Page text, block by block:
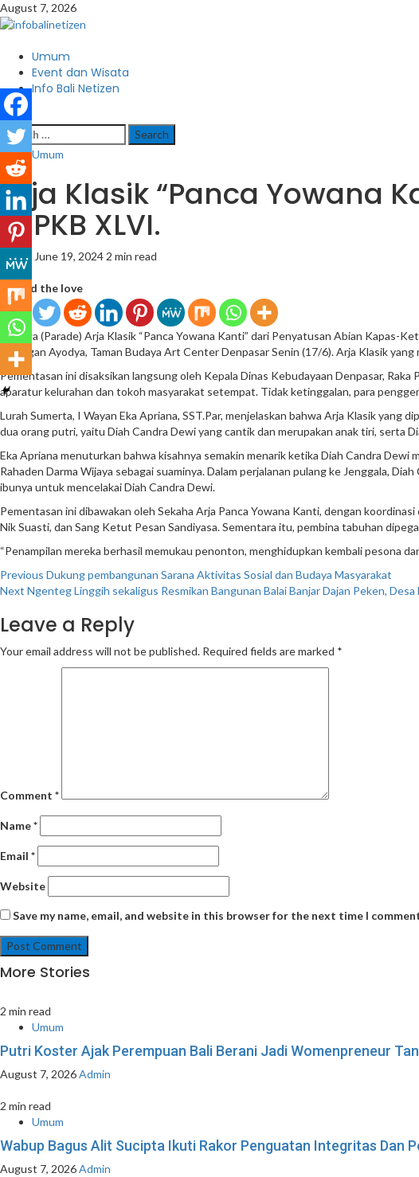
Skip
to
August 7, 2026
Primary
Menu
Umum
Event dan Wisata
Info Bali Netizen
Search
for:
Umum
Arja Klasik “Panca Yowana
di PKB XLVI.
Admin June 19, 20242 min read
Spread the love
Utsawa (Parade) Arja Klasik “Panca Yowana Kanti” dari Penyatusan Abian
Kalangan Ayodya, Taman Budaya Art Center Denpasar Senin (17/6). Arja Klasik
Pementasan ini disaksikan langsung oleh Kepala Dinas Kebudayaan Denpasar,
aparatur kelurahan dan tokoh masyarakat setempat. Tidak ketinggalan, para
Lurah Sumerta, I Wayan Eka Apriana, SST.Par, menjelaskan bahwa Arja Klasik
dua orang putri, yaitu Diah Candra Dewi yang cantik dan merupakan anak tiri, serta
Eka Apriana menuturkan bahwa kisahnya semakin menarik ketika Diah Candra
Rahaden Darma Wijaya sebagai suaminya. Dalam perjalanan pulang ke Jenggala,
ibunya untuk mencelakai Diah Candra Dewi.
Pementasan ini dibawakan oleh Sekaha Arja Panca Yowana Kanti, dengan
Nik Suasti, dan Sang Ketut Pesan Sandiyasa. Sementara itu, pembina tabuhan
“Penampilan mereka berhasil memukau penonton, menghidupkan kembali pesona
Continue
Reading
Previous Dukung pembangunan Sarana Aktivitas Sosial dan Budaya Masyarakat
Next Ngenteg Linggih sekaligus Resmikan Bangunan Balai Banjar Dajan Peken,
Leave a Reply
Your email address will not be published. Required fields are marked *
Comment *
Name*
Email *
Website
Save my name, email, and website in this browser for the next time I
More Stories
2 min read
Umum
Putri Koster Ajak Perempuan Bali Berani Jadi Womenpreneur
August 7, 2026Admin
2 min read
Umum
Wabup Bagus Alit Sucipta Ikuti Rakor Penguatan Integritas Dan
August 7, 2026Admin